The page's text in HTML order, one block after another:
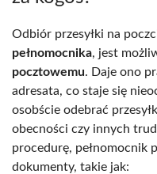
Odbiór przesyłki na
pełnomocnika, jest
pocztowemu. Daje ono
adresata, co staje się
osobście odebrać
obecności czy innych
procedurę, pełnomocnik
dokumenty, takie jak: